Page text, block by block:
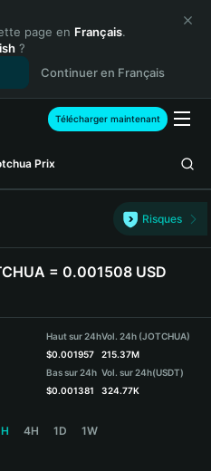
page en Français.
?
Continuer en Français
Télécharger maintenant
Prix
Risques
= 0.001508 USD
Haut sur 24h
$0.001957
Bas sur 24h
$0.001381
Vol. 24h (JOTCHUA)
215.37M
Vol. sur 24h(USDT)
324.77K
4H 1D 1W